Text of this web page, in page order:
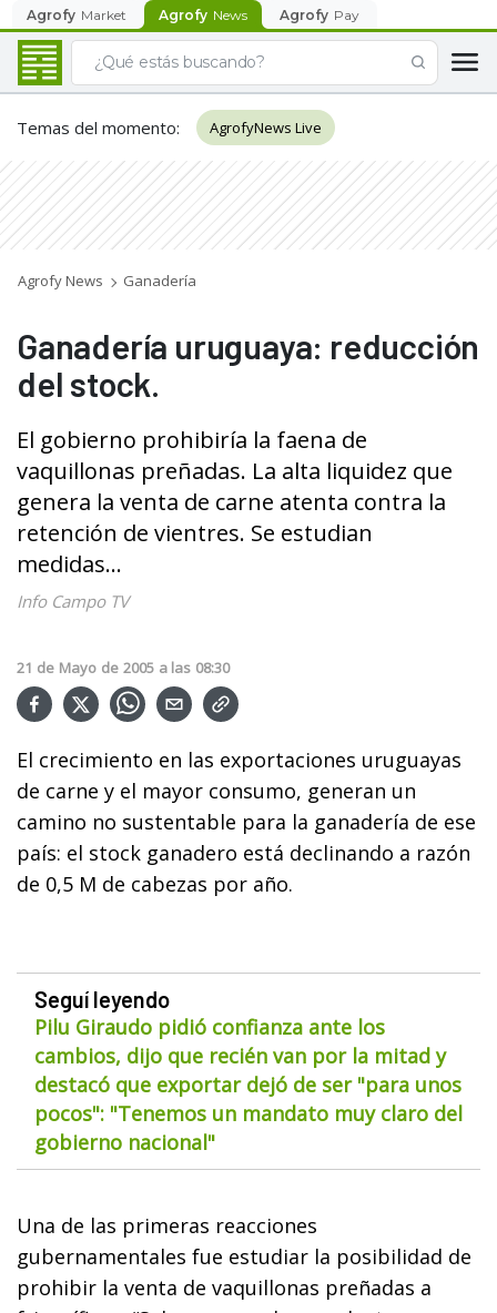
Agrofy Market Agrofy News Agrofy Pay
Temas del momento: AgrofyNews Live
Agrofy News Ganadería
Ganadería uruguaya: reducción
del stock.
El gobierno prohibiría la faena de
vaquillonas preñadas. La alta liquidez que
genera la venta de carne atenta contra la
retención de vientres. Se estudian
medidas...
Info Campo TV
21 de Mayo de 2005 a las 08:30
El crecimiento en las exportaciones uruguayas
de carne y el mayor consumo, generan un
camino no sustentable para la ganadería de ese
país: el stock ganadero está declinando a razón
de 0,5 M de cabezas por año.
Seguí leyendo
Pilu Giraudo pidió confianza ante los
cambios, dijo que recién van por la mitad y
destacó que exportar dejó de ser "para unos
pocos": "Tenemos un mandato muy claro del
gobierno nacional"
Una de las primeras reacciones
gubernamentales fue estudiar la posibilidad de
prohibir la venta de vaquillonas preñadas a